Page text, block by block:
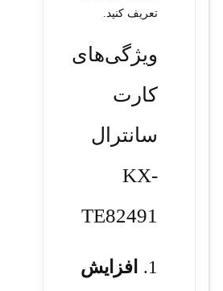
تعریف کنید.
ویژگی‌های
کارت
سانترال
KX-
TE82491
1.
افزایش